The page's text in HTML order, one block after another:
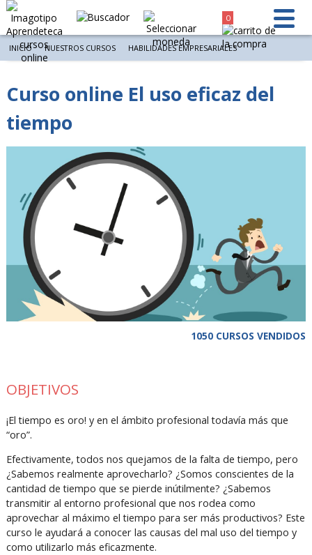
0
INICIO NUESTROS CURSOS HABILIDADES EMPRESARIALES
Curso online El uso eficaz del
tiempo
1050 CURSOS VENDIDOS
OBJETIVOS
¡El tiempo es oro! y en el ámbito profesional todavía más que
“oro”.
Efectivamente, todos nos quejamos de la falta de tiempo, pero
¿Sabemos realmente aprovecharlo? ¿Somos conscientes de la
cantidad de tiempo que se pierde inútilmente? ¿Sabemos
transmitir al entorno profesional que nos rodea como
aprovechar al máximo el tiempo para ser más productivos? Este
curso le ayudará a conocer las causas del mal uso del tiempo y
como utilizarlo más eficazmente.